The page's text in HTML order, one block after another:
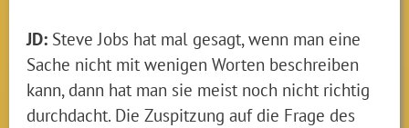
JD: Steve Jobs hat mal gesagt, wenn man eine
Sache nicht mit wenigen Worten beschreiben
kann, dann hat man sie meist noch nicht richtig
durchdacht. Die Zuspitzung auf die Frage des